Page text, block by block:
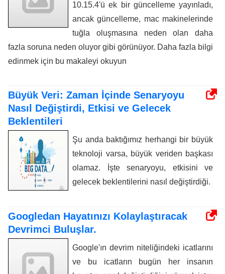
10.15.4'ü ek bir güncelleme yayınladı,
ancak güncelleme, mac makinelerinde
tuğla oluşmasına neden olan daha
fazla soruna neden oluyor gibi görünüyor. Daha fazla bilgi
edinmek için bu makaleyi okuyun
Büyük Veri: Zaman İçinde Senaryoyu
Nasıl Değiştirdi, Etkisi ve Gelecek
Beklentileri
Şu anda baktığımız herhangi bir büyük
teknoloji varsa, büyük veriden başkası
olamaz. İşte senaryoyu, etkisini ve
gelecek beklentilerini nasıl değiştirdiği.
Googledan Hayatınızı Kolaylaştıracak
Devrimci Buluşlar.
Google'ın devrim niteliğindeki icatlarını
ve bu icatların bugün her insanın